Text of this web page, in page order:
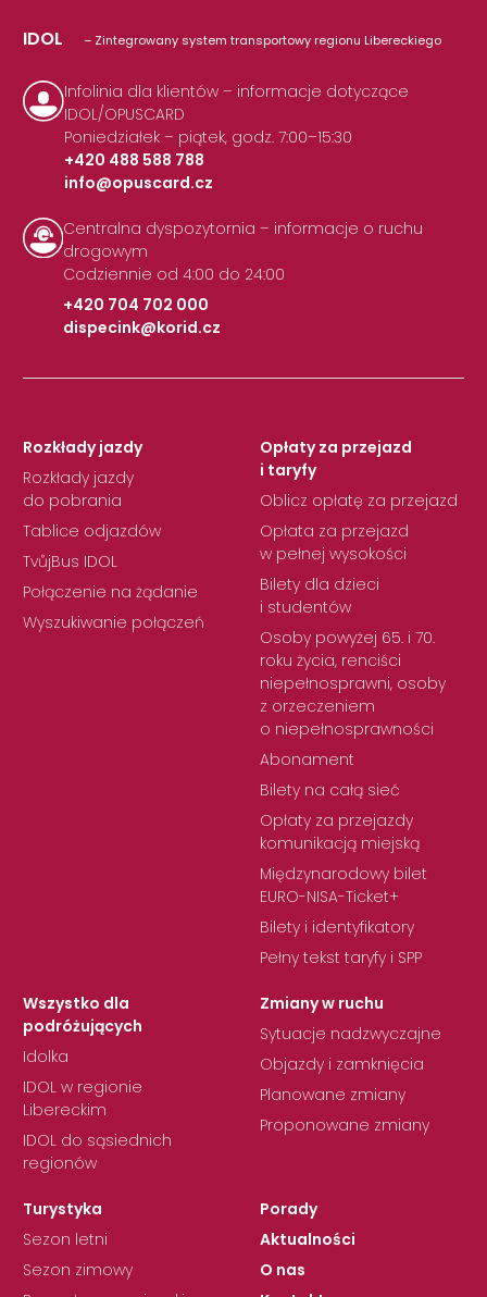
IDOL – Zintegrowany system transportowy regionu Libereckiego
Infolinia dla klientów – informacje dotyczące
IDOL/OPUSCARD
Poniedziałek – piątek, godz. 7:00–15:30
+420 488 588 788
|
info@opuscard.cz
Centralna dyspozytornia – informacje o ruchu
drogowym
Codziennie od 4:00 do 24:00
+420 704 702 000
|
dispecink@korid.cz
Rozkłady jazdy
Rozkłady jazdy
do pobrania
Tablice odjazdów
TvůjBus IDOL
Połączenie na żądanie
Wyszukiwanie połączeń
Opłaty za przejazd
i taryfy
Oblicz opłatę za przejazd
Opłata za przejazd
w pełnej wysokości
Bilety dla dzieci
i studentów
Osoby powyżej 65. i 70.
roku życia, renciści
niepełnosprawni, osoby
z orzeczeniem
o niepełnosprawności
Abonament
Bilety na całą sieć
Opłaty za przejazdy
komunikacją miejską
Międzynarodowy bilet
EURO-NISA-Ticket+
Bilety i identyfikatory
Pełny tekst taryfy i SPP
Wszystko dla
podróżujących
Idolka
IDOL w regionie
Libereckim
IDOL do sąsiednich
regionów
Zmiany w ruchu
Sytuacje nadzwyczajne
Objazdy i zamknięcia
Planowane zmiany
Proponowane zmiany
Turystyka
Sezon letni
Sezon zimowy
Porady
Aktualności
O nas